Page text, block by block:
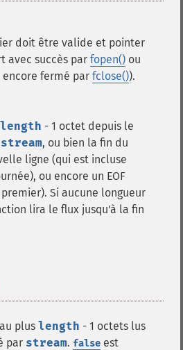
doit être valide et pointer
avec succès par fopen() ou
encore fermé par fclose()).
length - 1 octet depuis le
stream, ou bien la fin du
ligne (qui est incluse
ou encore un EOF
Si aucune longueur
lira le flux jusqu'à la fin
plus length - 1 octets lus
par stream. false est